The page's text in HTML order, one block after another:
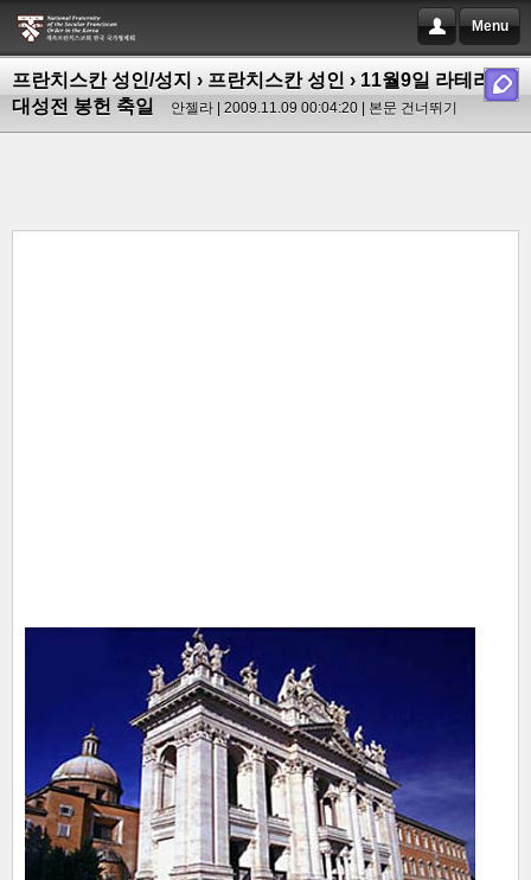
Menu
프란치스칸 성인/성지 › 프란치스칸 성인 › 11월9일 라테라노
대성전 봉헌 축일
안젤라 | 2009.11.09 00:04:20 | 본문 건너뛰기